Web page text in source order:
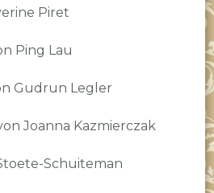
Piret
Ping Lau
Gudrun Legler
Joanna Kazmierczak
Schuiteman